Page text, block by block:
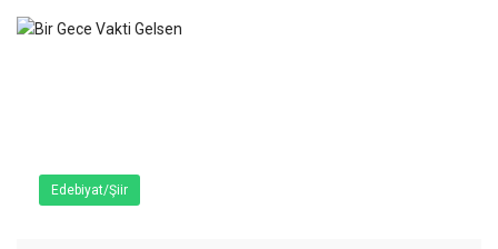
Edebiyat/Şiir